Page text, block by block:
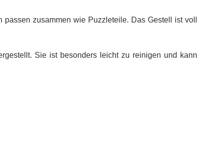
zusammen wie Puzzleteile. Das Gestell ist voll
Sie ist besonders leicht zu reinigen und kann